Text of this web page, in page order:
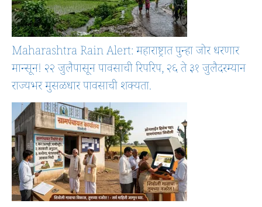
Maharashtra Rain Alert: महाराष्ट्रात पुन्हा जोर धरणार
मान्सून! २२ जुलैपासून पावसाची रिपरिप, २६ ते ३१ जुलैदरम्यान
राज्यभर मुसळधार पावसाची शक्यता.